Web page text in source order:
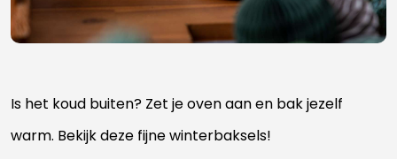
Is het koud buiten? Zet je oven aan en bak jezelf
warm. Bekijk deze fijne winterbaksels!